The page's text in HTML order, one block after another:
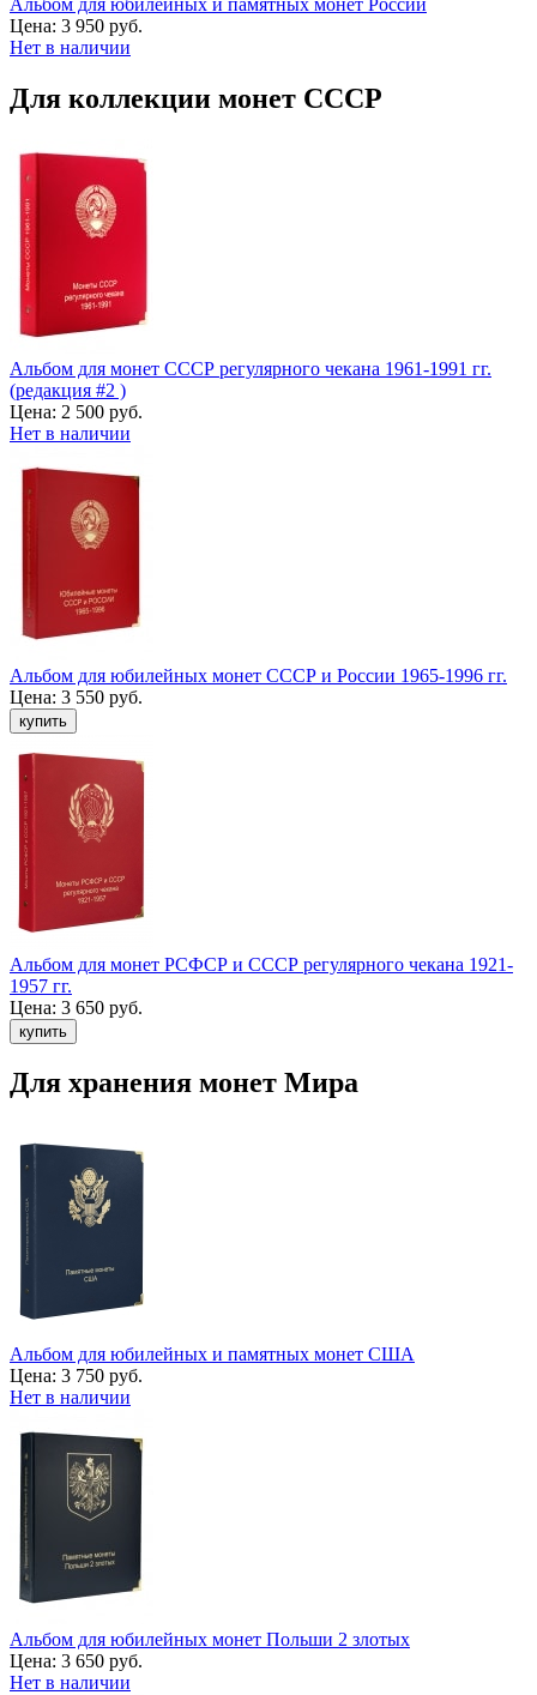
Цена: 3 950 руб.
Нет в наличии
Для коллекции монет СССР
Альбом для монет СССР регулярного чекана 1961-1991 гг.
(редакция #2 )
Цена: 2 500 руб.
Нет в наличии
Альбом для юбилейных монет СССР и России 1965-1996 гг.
Цена: 3 550 руб.
Альбом для монет РСФСР и СССР регулярного чекана 1921-
1957 гг.
Цена: 3 650 руб.
Для хранения монет Мира
Альбом для юбилейных и памятных монет США
Цена: 3 750 руб.
Нет в наличии
Альбом для юбилейных монет Польши 2 злотых
Цена: 3 650 руб.
Нет в наличии